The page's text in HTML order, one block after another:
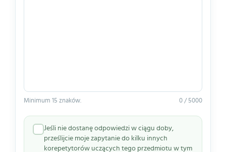
Minimum 15 znaków. 0 / 5000
Jeśli nie dostanę odpowiedzi w ciągu doby,
prześlijcie moje zapytanie do kilku innych
korepetytorów uczących tego przedmiotu w tym